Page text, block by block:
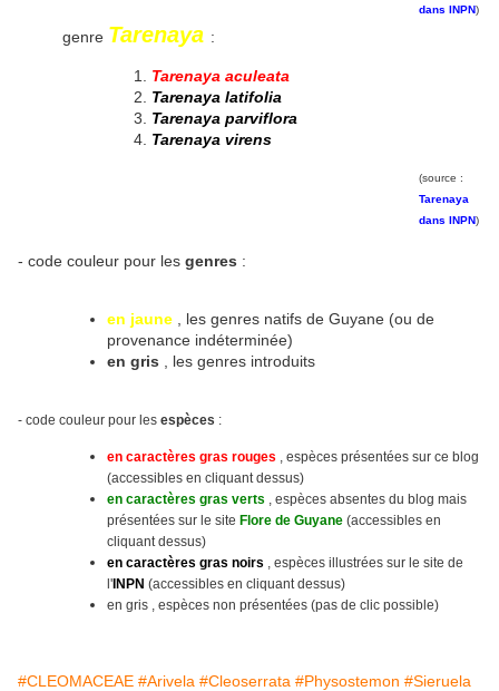
dans INPN)
genre Tarenaya :
Tarenaya aculeata
Tarenaya latifolia
Tarenaya parviflora
Tarenaya virens
(source :
Tarenaya
dans INPN)
- code couleur pour les genres :
en jaune
, les genres natifs de Guyane (ou de
provenance indéterminée)
en gris
, les genres introduits
- code couleur pour les espèces :
en caractères gras rouges , espèces présentées sur ce blog
(accessibles en cliquant dessus)
en caractères gras verts , espèces absentes du blog mais
présentées sur le site Flore de Guyane (accessibles en
cliquant dessus)
en caractères gras noirs , espèces illustrées sur le site de
l' INPN (accessibles en cliquant dessus)
en gris , espèces non présentées (pas de clic possible)
#CLEOMACEAE #Arivela #Cleoserrata #Physostemon #Sieruela